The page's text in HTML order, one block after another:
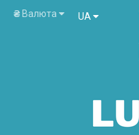
₴ Валюта UA